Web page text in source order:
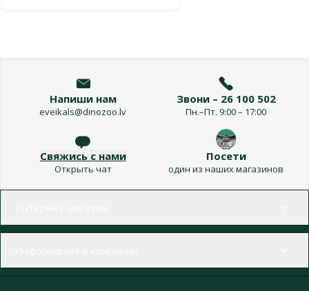
Напиши нам
eveikals@dinozoo.lv
Звони – 26 100 502
Пн.–Пт. 9:00 – 17:00
Свяжись с нами
Открыть чат
Посети
один из наших магазинов